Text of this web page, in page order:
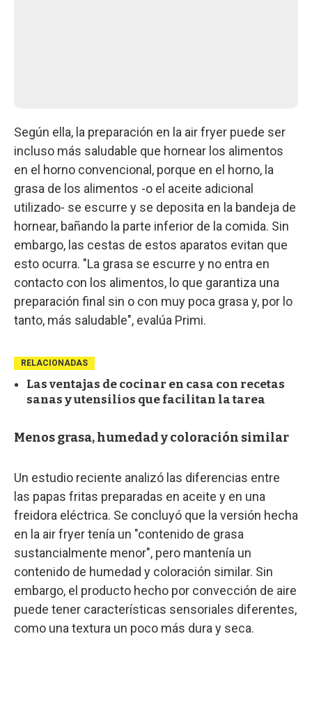
Según ella, la preparación en la air fryer puede ser
incluso más saludable que hornear los alimentos
en el horno convencional, porque en el horno, la
grasa de los alimentos -o el aceite adicional
utilizado- se escurre y se deposita en la bandeja de
hornear, bañando la parte inferior de la comida. Sin
embargo, las cestas de estos aparatos evitan que
esto ocurra. "La grasa se escurre y no entra en
contacto con los alimentos, lo que garantiza una
preparación final sin o con muy poca grasa y, por lo
tanto, más saludable", evalúa Primi.
RELACIONADAS
Las ventajas de cocinar en casa con recetas
sanas y utensilios que facilitan la tarea
Menos grasa, humedad y coloración similar
Un estudio reciente analizó las diferencias entre
las papas fritas preparadas en aceite y en una
freidora eléctrica. Se concluyó que la versión hecha
en la air fryer tenía un "contenido de grasa
sustancialmente menor", pero mantenía un
contenido de humedad y coloración similar. Sin
embargo, el producto hecho por convección de aire
puede tener características sensoriales diferentes,
como una textura un poco más dura y seca.